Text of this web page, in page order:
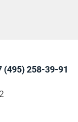
(495) 258-39-91